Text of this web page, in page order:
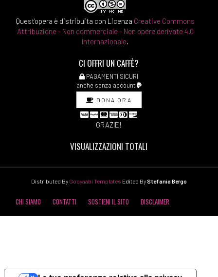
Quest'opera è distribuita con Licenza Creative Commons
Attribuzione - Non commerciale - Non opere derivate 4.0
Internazionale.
CI OFFRI UN CAFFÈ?
PAGAMENTI SICURI
anche senza account
DONA ORA
GRAZIE!
VISUALIZZAZIONI TOTALI
Distributed By Gooyaabi Templates Edited ByStefania Bergo
CHI SIAMO CONTATTI SOSTIENI IL SITO DISCLAIMER